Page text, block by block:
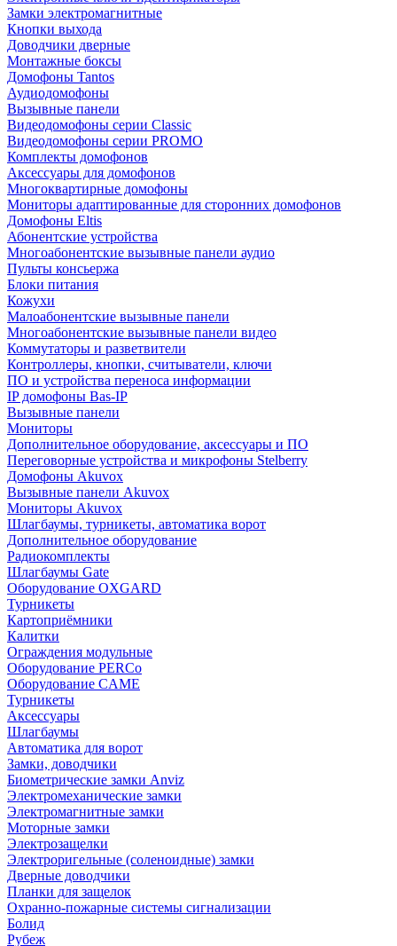
Замки электромагнитные
Кнопки выхода
Доводчики дверные
Монтажные боксы
Домофоны Tantos
Аудиодомофоны
Вызывные панели
Видеодомофоны серии Classic
Видеодомофоны серии PROMO
Комплекты домофонов
Аксессуары для домофонов
Многоквартирные домофоны
Мониторы адаптированные для сторонних домофонов
Домофоны Eltis
Абонентские устройства
Многоабонентские вызывные панели аудио
Пульты консьержа
Блоки питания
Кожухи
Малоабонентские вызывные панели
Многоабонентские вызывные панели видео
Коммутаторы и разветвители
Контроллеры, кнопки, считыватели, ключи
ПО и устройства переноса информации
IP домофоны Bas-IP
Вызывные панели
Мониторы
Дополнительное оборудование, аксессуары и ПО
Переговорные устройства и микрофоны Stelberry
Домофоны Akuvox
Вызывные панели Akuvox
Мониторы Akuvox
Шлагбаумы, турникеты, автоматика ворот
Дополнительное оборудование
Радиокомплекты
Шлагбаумы Gate
Оборудование OXGARD
Турникеты
Картоприёмники
Калитки
Ограждения модульные
Оборудование PERCo
Оборудование CAME
Турникеты
Аксессуары
Шлагбаумы
Автоматика для ворот
Замки, доводчики
Биометрические замки Anviz
Электромеханические замки
Электромагнитные замки
Моторные замки
Электрозащелки
Электроригельные (cоленоидные) замки
Дверные доводчики
Планки для защелок
Охранно-пожарные системы сигнализации
Болид
Рубеж